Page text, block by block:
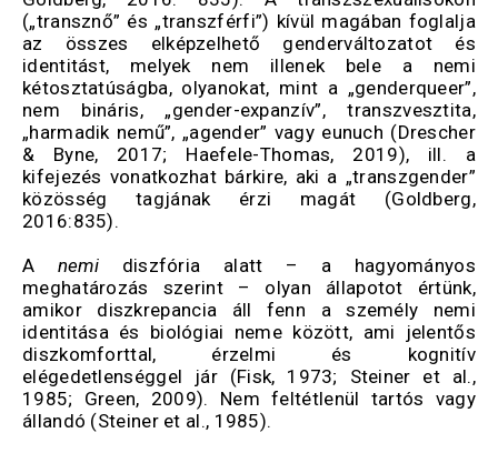
(„transznő” és „transzférfi”) kívül magában foglalja
az összes elképzelhető genderváltozatot és
identitást, melyek nem illenek bele a nemi
kétosztatúságba, olyanokat, mint a „genderqueer”,
nem bináris, „gender-expanzív”, transzvesztita,
„harmadik nemű”, „agender” vagy eunuch (Drescher
& Byne, 2017; Haefele-Thomas, 2019), ill. a
kifejezés vonatkozhat bárkire, aki a „transzgender”
közösség tagjának érzi magát (Goldberg,
2016:835).
A nemi diszfória alatt – a hagyományos
meghatározás szerint – olyan állapotot értünk,
amikor diszkrepancia áll fenn a személy nemi
identitása és biológiai neme között, ami jelentős
diszkomforttal, érzelmi és kognitív
elégedetlenséggel jár (Fisk, 1973; Steiner et al.,
1985; Green, 2009). Nem feltétlenül tartós vagy
állandó (Steiner et al., 1985).